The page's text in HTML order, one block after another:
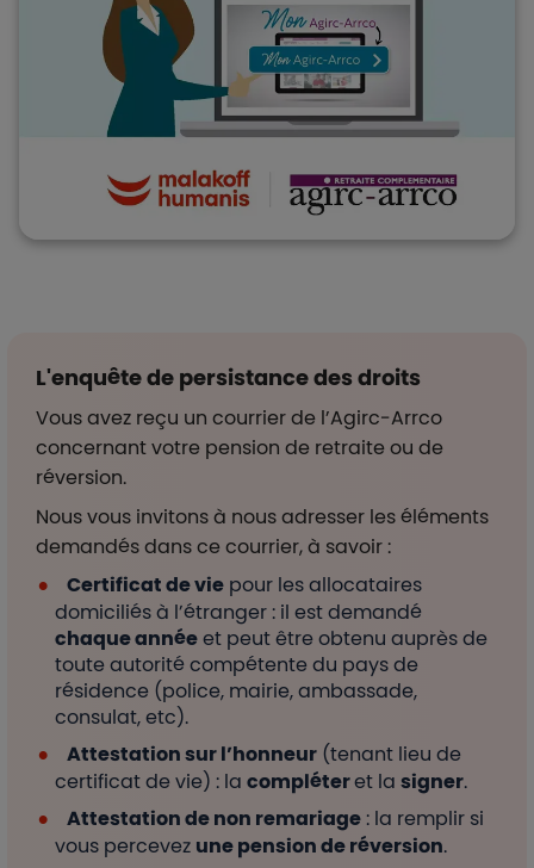
L'enquête de persistance des droits
Vous avez reçu un courrier de l’Agirc-Arrco
concernant votre pension de retraite ou de
réversion.
Nous vous invitons à nous adresser les éléments
demandés dans ce courrier, à savoir :
Certificat de viepour les allocataires
domiciliés à l’étranger : il est demandé
chaque annéeet peut être obtenu auprès de
toute autorité compétente du pays de
résidence (police, mairie, ambassade,
consulat, etc).
Attestation sur l’honneur(tenant lieu de
certificat de vie) : la compléteret la signer.
Attestation de non remariage: la remplir si
vous percevez une pension de réversion.